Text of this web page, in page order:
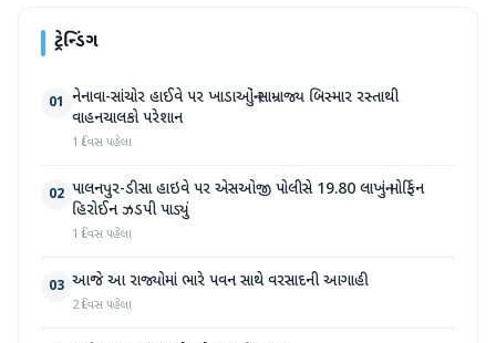
ટ્રેન્ડિંગ
01 નેનાવા-સાંચોર હાઈવે પર ખાડાઓનું સામ્રાજ્ય બિસ્માર રસ્તાથી
વાહનચાલકો પરેશાન
1 દિવસ પહેલા
02 પાલનપુર-ડીસા હાઇવે પર એસઓજી પોલીસે 19.80 લાખનું મોર્ફિન
હિરોઈન ઝડપી પાડ્યું
1 દિવસ પહેલા
03 આજે આ રાજ્યોમાં ભારે પવન સાથે વરસાદની આગાહી
2 દિવસ પહેલા